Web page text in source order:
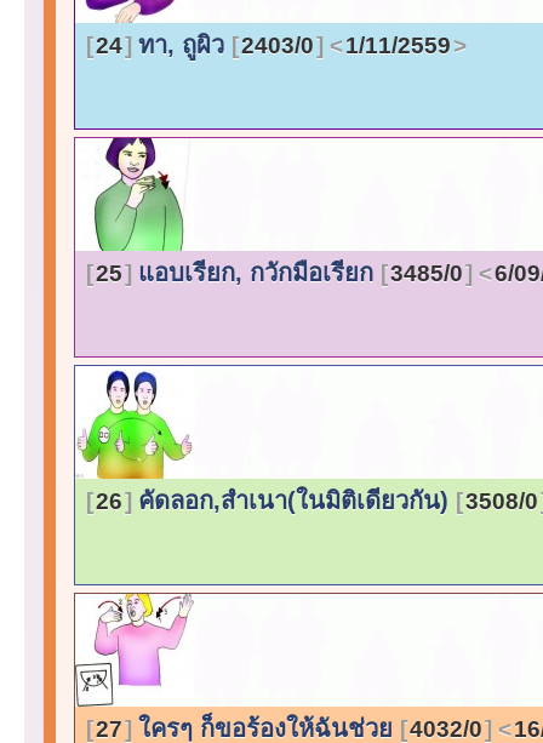
24 ทา, ถูผิว 2403/0 1/11/2559
25 แอบเรียก, กวักมือเรียก 3485/0 6/
26 คัดลอก,สำเนา(ในมิติเดียวกัน) 3508/0
27 ใครๆ ก็ขอร้องให้ฉันช่วย 4032/0